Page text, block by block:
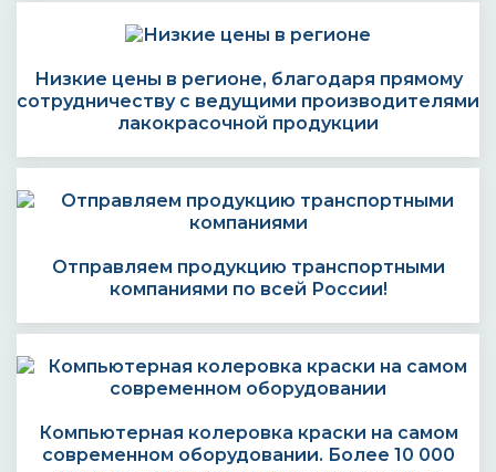
Низкие цены в регионе, благодаря прямому
сотрудничеству с ведущими производителями
лакокрасочной продукции
Отправляем продукцию транспортными
компаниями по всей России!
Компьютерная колеровка краски на самом
современном оборудовании. Более 10 000